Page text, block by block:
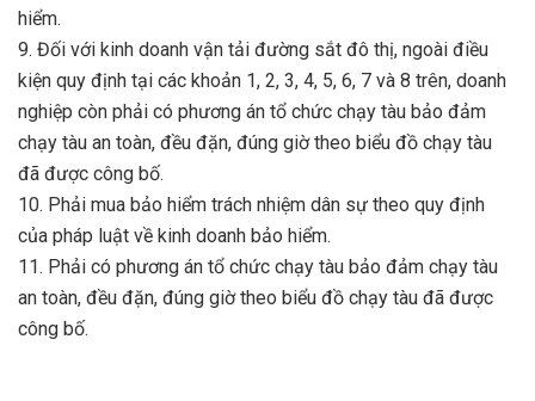
hiểm.
9. Đối với kinh doanh vận tải đường sắt đô thị, ngoài điều
kiện quy định tại các khoản 1, 2, 3, 4, 5, 6, 7 và 8 trên, doanh
nghiệp còn phải có phương án tổ chức chạy tàu bảo đảm
chạy tàu an toàn, đều đặn, đúng giờ theo biểu đồ chạy tàu
đã được công bố.
10. Phải mua bảo hiểm trách nhiệm dân sự theo quy định
của pháp luật về kinh doanh bảo hiểm.
11. Phải có phương án tổ chức chạy tàu bảo đảm chạy tàu
an toàn, đều đặn, đúng giờ theo biểu đồ chạy tàu đã được
công bố.